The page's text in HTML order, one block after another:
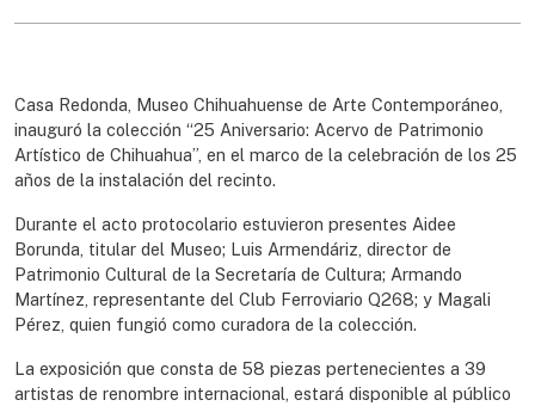
Casa Redonda, Museo Chihuahuense de Arte Contemporáneo,
inauguró la colección “25 Aniversario: Acervo de Patrimonio
Artístico de Chihuahua”, en el marco de la celebración de los 25
años de la instalación del recinto.
Durante el acto protocolario estuvieron presentes Aidee
Borunda, titular del Museo; Luis Armendáriz, director de
Patrimonio Cultural de la Secretaría de Cultura; Armando
Martínez, representante del Club Ferroviario Q268; y Magali
Pérez, quien fungió como curadora de la colección.
La exposición que consta de 58 piezas pertenecientes a 39
artistas de renombre internacional, estará disponible al público